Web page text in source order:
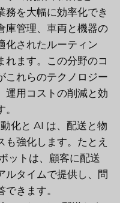
務を大幅に効率化でき
庫管理、車両と機器の
化されたルーティン
れます。この分野のコ
これらのテクノロジー
運用コストの削減と効
化と AI は、配送と物
も強化します。たとえ
ットは、顧客に配送
ルタイムで提供し、問
きます。